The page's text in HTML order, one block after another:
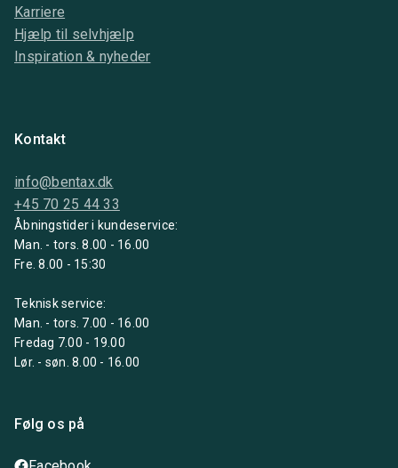
Karriere
Hjælp til selvhjælp
Inspiration & nyheder
Kontakt
info@bentax.dk
+45 70 25 44 33
Åbningstider i kundeservice:
Man. - tors. 8.00 - 16.00
Fre. 8.00 - 15:30
Teknisk service:
Man. - tors. 7.00 - 16.00
Fredag 7.00 - 19.00
Lør. - søn. 8.00 - 16.00
Følg os på